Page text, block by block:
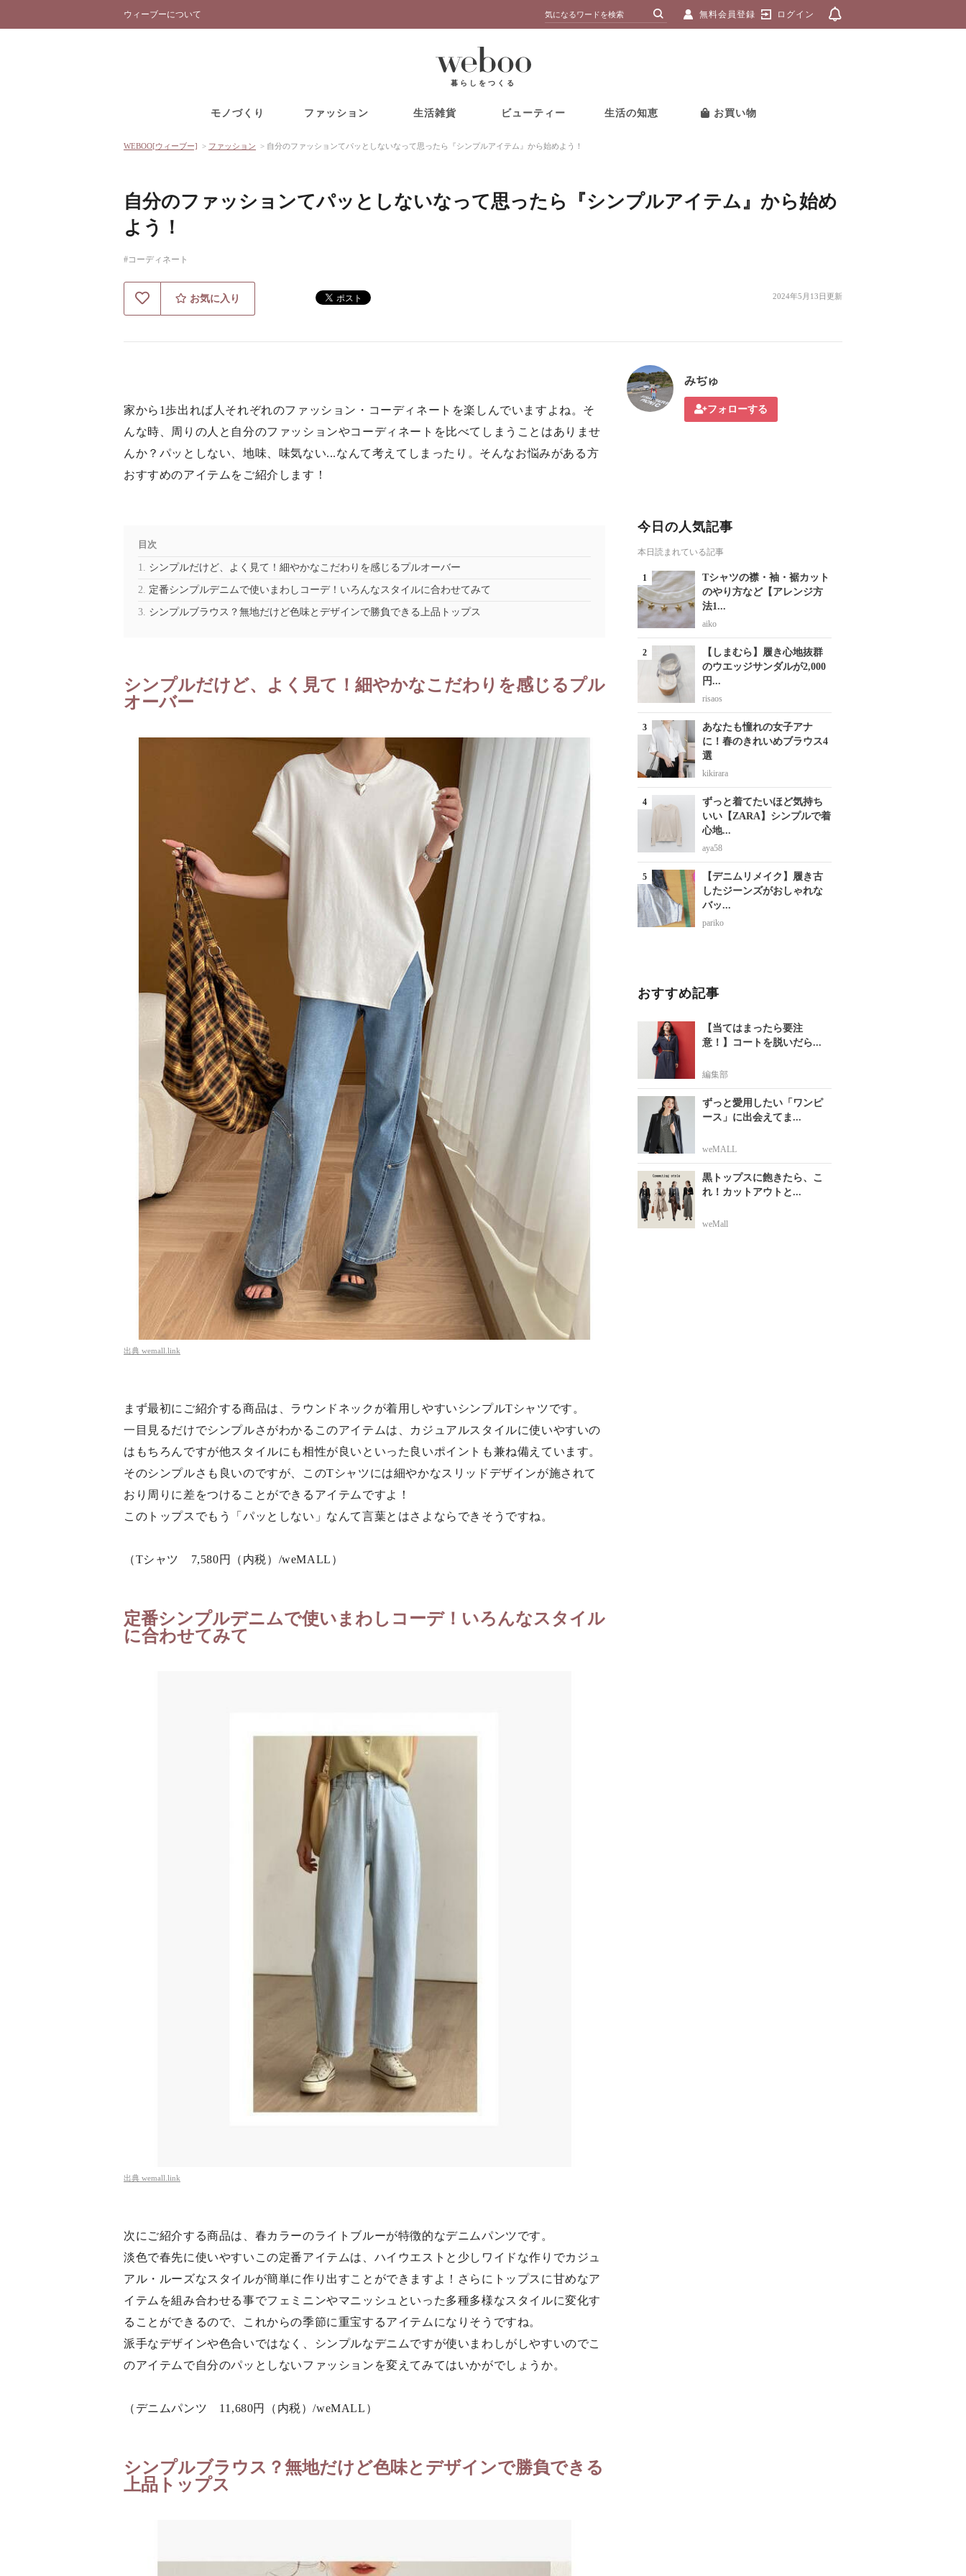
ウィーブーについて 無料会員登録 ログイン
暮らしをつくる
モノづくり ファッション 生活雑貨 ビューティー 生活の知恵 お買い物
WEBOO[ウィーブー] > ファッション > 自分のファッションてパッとしないなって思ったら『シンプルアイテム』から始めよう！
自分のファッションてパッとしないなって思ったら『シンプルアイテム』から始め
よう！
#コーディネート
お気に入り 2024年5月13日更新
家から1歩出れば人それぞれのファッション・コーディネートを楽しんでいますよね。そ
んな時、周りの人と自分のファッションやコーディネートを比べてしまうことはありませ
んか？パッとしない、地味、味気ない...なんて考えてしまったり。そんなお悩みがある方
おすすめのアイテムをご紹介します！
目次
シンプルだけど、よく見て！細やかなこだわりを感じるプルオーバー
定番シンプルデニムで使いまわしコーデ！いろんなスタイルに合わせてみて
シンプルブラウス？無地だけど色味とデザインで勝負できる上品トップス
シンプルだけど、よく見て！細やかなこだわりを感じるプル
オーバー
出典 wemall.link
まず最初にご紹介する商品は、ラウンドネックが着用しやすいシンプルTシャツです。
一目見るだけでシンプルさがわかるこのアイテムは、カジュアルスタイルに使いやすいの
はもちろんですが他スタイルにも相性が良いといった良いポイントも兼ね備えています。
そのシンプルさも良いのですが、このTシャツには細やかなスリッドデザインが施されて
おり周りに差をつけることができるアイテムですよ！
このトップスでもう「パッとしない」なんて言葉とはさよならできそうですね。
（Tシャツ 7,580円（内税）/weMALL）
定番シンプルデニムで使いまわしコーデ！いろんなスタイル
に合わせてみて
出典 wemall.link
次にご紹介する商品は、春カラーのライトブルーが特徴的なデニムパンツです。
淡色で春先に使いやすいこの定番アイテムは、ハイウエストと少しワイドな作りでカジュ
アル・ルーズなスタイルが簡単に作り出すことができますよ！さらにトップスに甘めなア
イテムを組み合わせる事でフェミニンやマニッシュといった多種多様なスタイルに変化す
ることができるので、これからの季節に重宝するアイテムになりそうですね。
派手なデザインや色合いではなく、シンプルなデニムですが使いまわしがしやすいのでこ
のアイテムで自分のパッとしないファッションを変えてみてはいかがでしょうか。
（デニムパンツ 11,680円（内税）/weMALL）
シンプルブラウス？無地だけど色味とデザインで勝負できる
上品トップス
みぢゅ
フォローする
今日の人気記事
本日読まれている記事
Tシャツの襟・袖・裾カット
のやり方など【アレンジ方
法1...
aiko
【しまむら】履き心地抜群
のウエッジサンダルが2,000
円...
risaos
あなたも憧れの女子アナ
に！春のきれいめブラウス4
選
kikirara
ずっと着てたいほど気持ち
いい【ZARA】シンプルで着
心地...
aya58
【デニムリメイク】履き古
したジーンズがおしゃれな
バッ...
pariko
おすすめ記事
【当てはまったら要注
意！】コートを脱いだら...
編集部
ずっと愛用したい「ワンピ
ース」に出会えてま...
weMALL
黒トップスに飽きたら、こ
れ！カットアウトと...
weMall